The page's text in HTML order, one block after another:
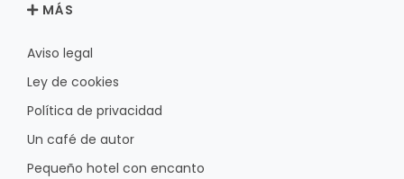
MÁS
Aviso legal
Ley de cookies
Política de privacidad
Un café de autor
Pequeño hotel con encanto